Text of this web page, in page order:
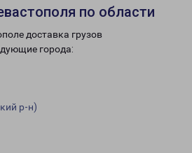
по области
доставка грузов
города:
р-н)